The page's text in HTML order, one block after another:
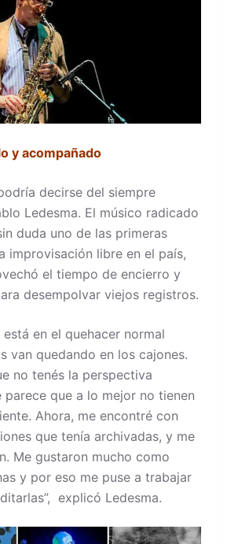
y acompañado
decirse del siempre
Ledesma. El músico radicado
duda uno de las primeras
improvisación libre en el país,
el tiempo de encierro y
desempolvar viejos registros.
está en el quehacer normal
van quedando en los cajones.
no tenés la perspectiva
que a lo mejor no tienen
Ahora, me encontré con
que tenía archivadas, y me
Me gustaron mucho como
y por eso me puse a trabajar
explicó Ledesma.